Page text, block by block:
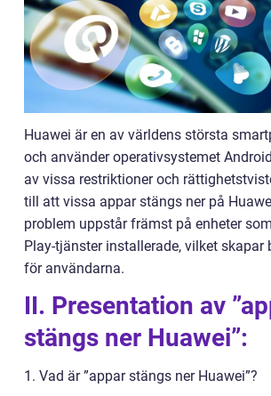
Huawei är en av världens största
och använder operativsystemet
av vissa restriktioner och
till att vissa appar stängs ner på
problem uppstår främst på enheter
Play-tjänster installerade, vilket skapar
för användarna.
II. Presentation av
stängs ner Huawei”:
1. Vad är ”appar stängs ner Huawei”?